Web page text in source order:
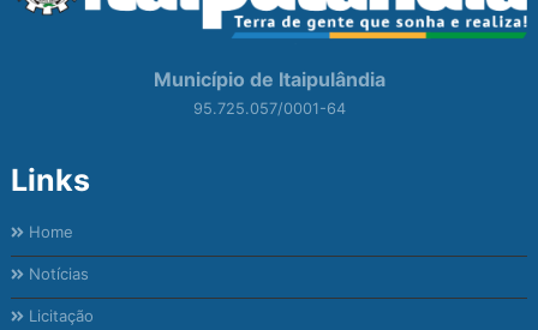
Município de Itaipulândia
95.725.057/0001-64
Links
Home
Notícias
Licitação